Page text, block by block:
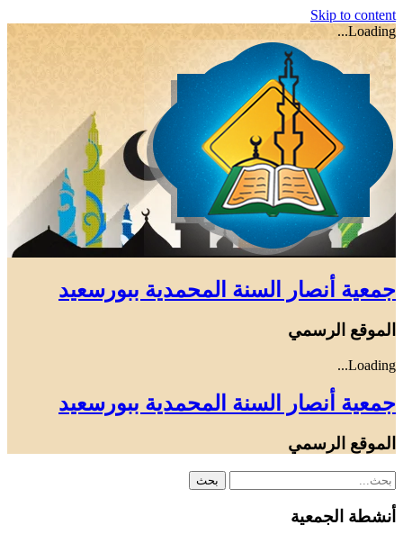
Skip to content
Loading...
جمعية أنصار السنة المحمدية ببورسعيد
الموقع الرسمي
Loading...
جمعية أنصار السنة المحمدية ببورسعيد
الموقع الرسمي
أنشطة الجمعية